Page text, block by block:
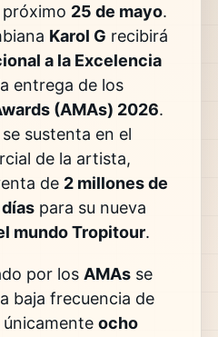
25 de mayo.
Karol G recibirá
a la Excelencia
entrega de los
(AMAs) 2026.
sustenta en el
de la artista,
de 2 millones de
para su nueva
mundo Tropitour.
por los AMAsse
baja frecuencia de
ocho